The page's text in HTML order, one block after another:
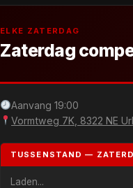
ELKE ZATERDAG
Zaterdag
Aanvang 19:00
Vormtweg 7K, 8322 NE
TUSSENSTAND —
Laden...